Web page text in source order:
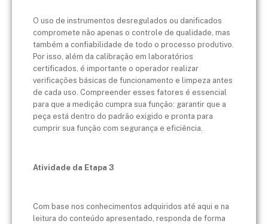
O uso de instrumentos desregulados ou danificados
compromete não apenas o controle de qualidade, mas
também a confiabilidade de todo o processo produtivo.
Por isso, além da calibração em laboratórios
certificados, é importante o operador realizar
verificações básicas de funcionamento e limpeza antes
de cada uso. Compreender esses fatores é essencial
para que a medição cumpra sua função: garantir que a
peça está dentro do padrão exigido e pronta para
cumprir sua função com segurança e eficiência.
Atividade da Etapa 3
Com base nos conhecimentos adquiridos até aqui e na
leitura do conteúdo apresentado, responda de forma